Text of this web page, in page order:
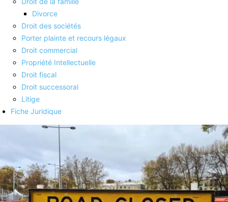
Divorce
Droit des sociétés
Porter plainte et recours légaux
Droit commercial
Propriété Intellectuelle
Droit fiscal
Droit successoral
Litige
Fiche Juridique